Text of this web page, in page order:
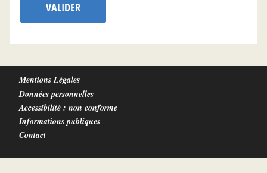
VALIDER
Mentions Légales
Données personnelles
Accessibilité : non conforme
Informations publiques
Contact